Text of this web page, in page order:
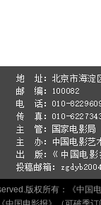
版权所有：《中国